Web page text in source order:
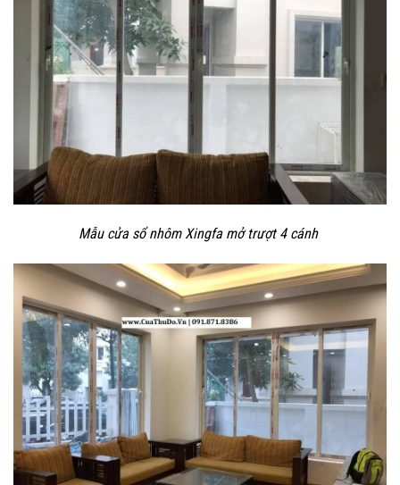
Mẫu cửa sổ nhôm Xingfa mở trượt 4 cánh